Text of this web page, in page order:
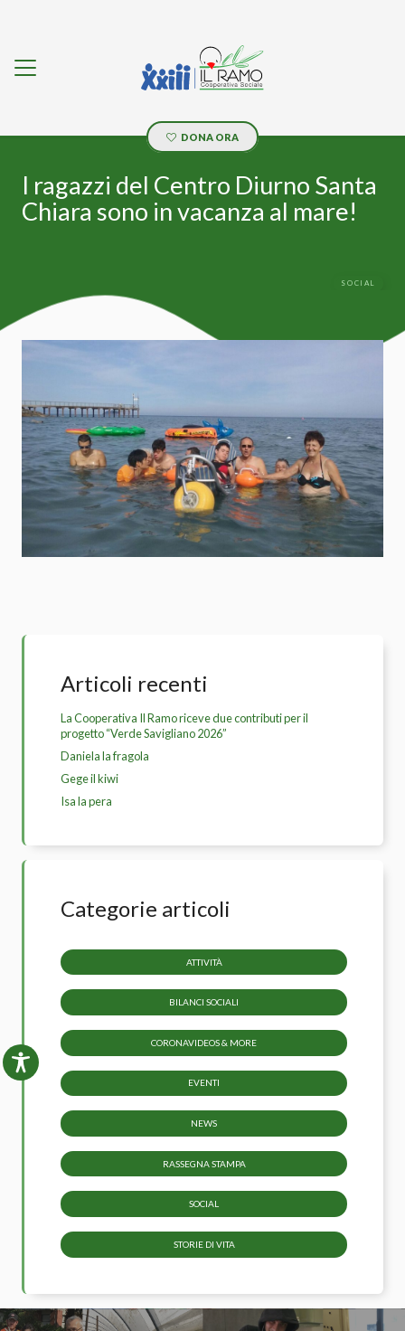
DONA ORA
I ragazzi del Centro Diurno Santa
Chiara sono in vacanza al mare!
SOCIAL
Articoli recenti
La Cooperativa Il Ramo riceve due contributi per il
progetto “Verde Savigliano 2026”
Daniela la fragola
Gege il kiwi
Isa la pera
Categorie articoli
ATTIVITÀ
BILANCI SOCIALI
CORONAVIDEOS & MORE
EVENTI
NEWS
RASSEGNA STAMPA
SOCIAL
STORIE DI VITA